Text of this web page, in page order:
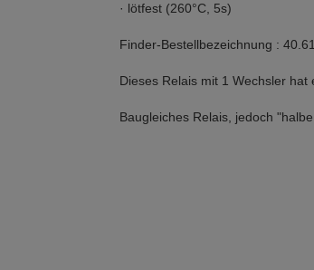
· lötfest (260°C, 5s)
Finder-Bestellbezeichnung :
Dieses Relais mit 1 Wechsler
Baugleiches Relais, jedoch